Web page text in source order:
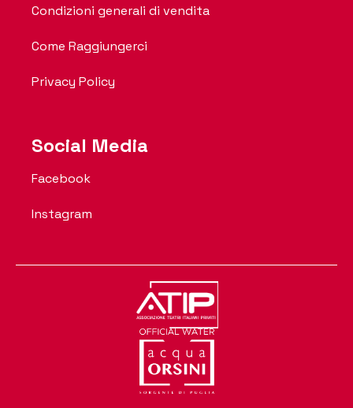
Condizioni generali di vendita
Come Raggiungerci
Privacy Policy
Social Media
Facebook
Instagram